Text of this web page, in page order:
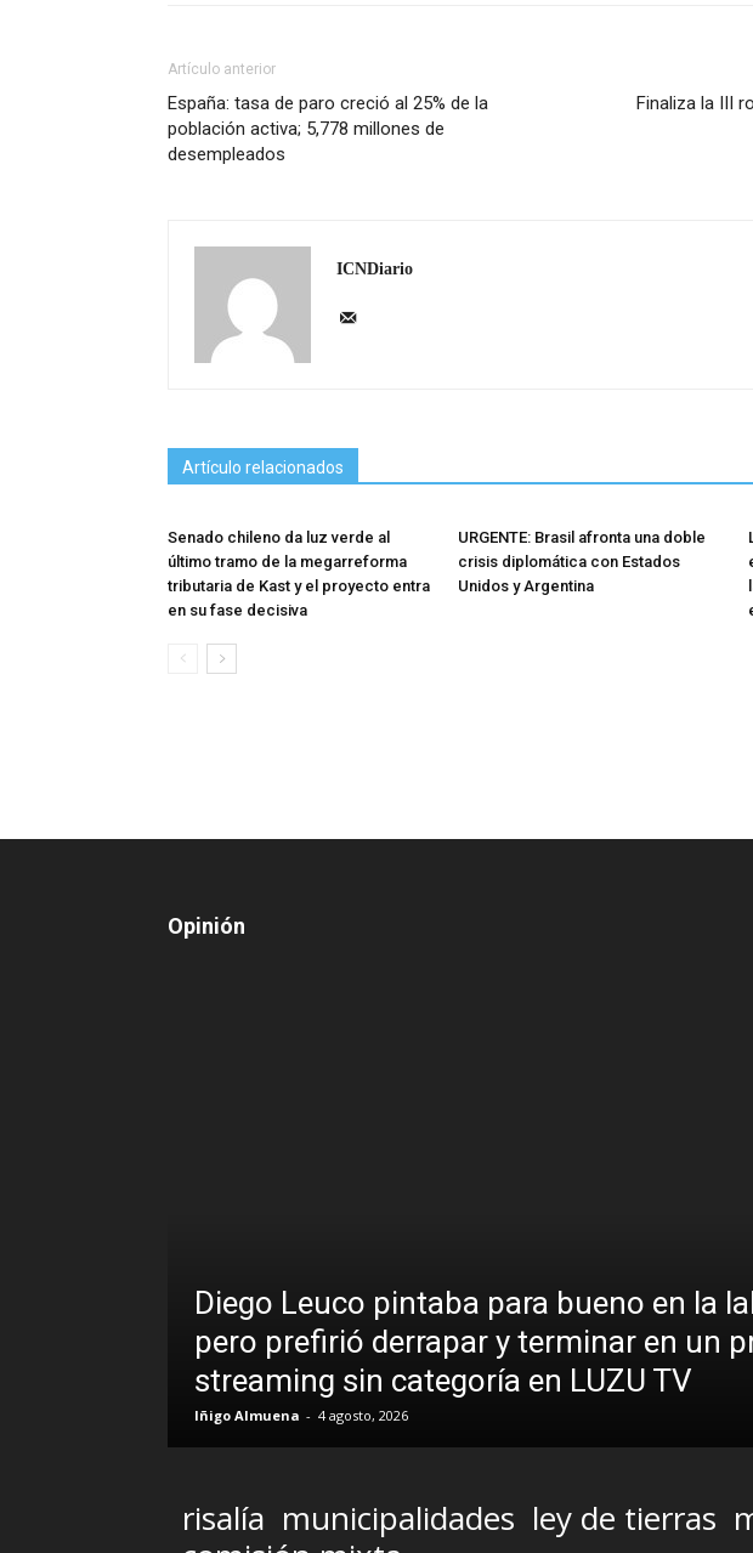
Artículo anterior
España: tasa de paro creció al 25% de la
población activa; 5,778 millones de
desempleados
Finaliza la III
ICNDiario
Artículo relacionados
Senado chileno da luz verde al
último tramo de la megarreforma
tributaria de Kast y el proyecto entra
en su fase decisiva
URGENTE: Brasil afronta una doble
crisis diplomática con Estados
Unidos y Argentina
Opinión
Diego Leuco pintaba para bueno en la
pero prefirió derrapar y terminar en un
streaming sin categoría en LUZU TV
Iñigo Almuena - 4 agosto, 2026
risalía municipalidades ley de tierras